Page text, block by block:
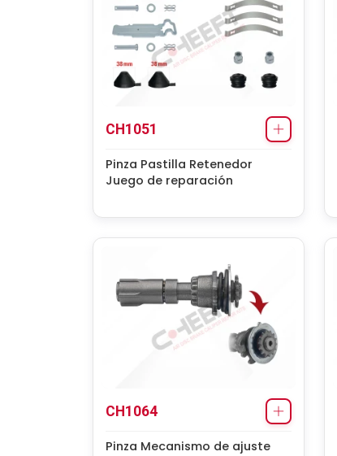
CH1051
Pinza Pastilla Retenedor
Juego de reparación
CH1064
Pinza Mecanismo de ajuste